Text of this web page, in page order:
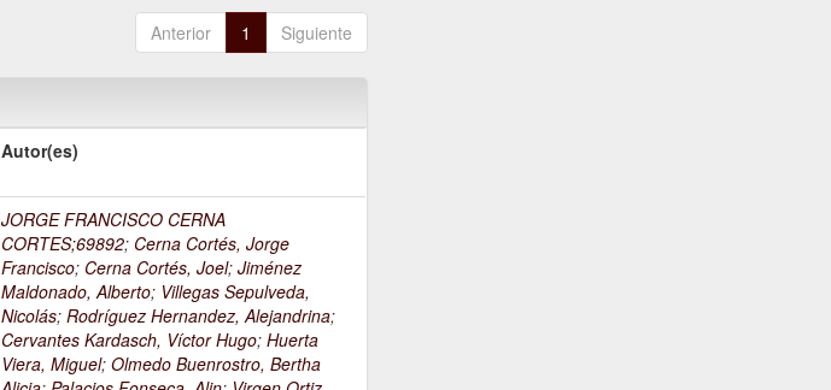
Anterior 1 Siguiente
Autor(es)
JORGE FRANCISCO CERNA
CORTES;69892; Cerna Cortés, Jorge
Francisco; Cerna Cortés, Joel;Jiménez
Maldonado, Alberto; Villegas Sepulveda,
Nicolás;Rodríguez Hernandez, Alejandrina;
Cervantes Kardasch, Víctor Hugo;Huerta
Viera, Miguel;Olmedo Buenrostro, Bertha